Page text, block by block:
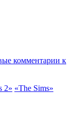
комментарии к
2» «The Sims»